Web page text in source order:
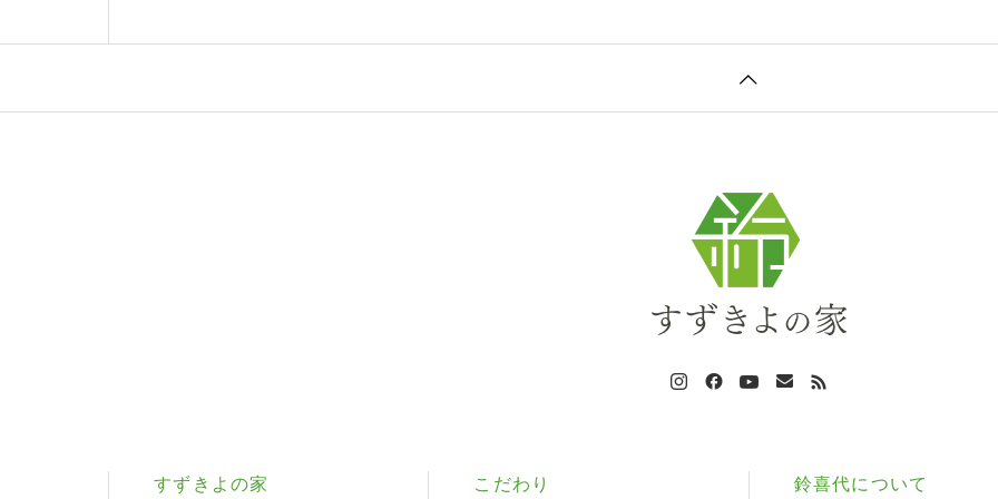
すずきよの家 こだわり 鈴喜代について